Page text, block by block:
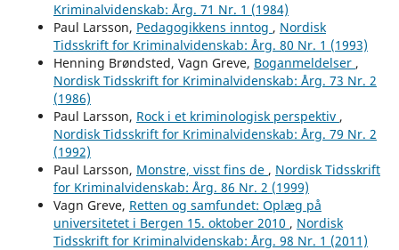
Kriminalvidenskab: Årg. 71 Nr. 1 (1984)
Paul Larsson, Pedagogikkens inntog , Nordisk
Tidsskrift for Kriminalvidenskab: Årg. 80 Nr. 1 (1993)
Henning Brøndsted, Vagn Greve, Boganmeldelser ,
Nordisk Tidsskrift for Kriminalvidenskab: Årg. 73 Nr. 2
(1986)
Paul Larsson, Rock i et kriminologisk perspektiv ,
Nordisk Tidsskrift for Kriminalvidenskab: Årg. 79 Nr. 2
(1992)
Paul Larsson, Monstre, visst fins de , Nordisk Tidsskrift
for Kriminalvidenskab: Årg. 86 Nr. 2 (1999)
Vagn Greve, Retten og samfundet: Oplæg på
universitetet i Bergen 15. oktober 2010 , Nordisk
Tidsskrift for Kriminalvidenskab: Årg. 98 Nr. 1 (2011)